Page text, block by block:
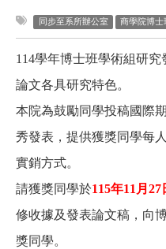
同步至系所辦公室 商學院博士
114學年博士班學術組研究
論文各具研究特色。
本院為鼓勵同學投稿國際
秀發表，提供獲獎同學每
實銷方式。
請獲獎同學於115年11月27
修收據及發表論文稿，向
獎同學。